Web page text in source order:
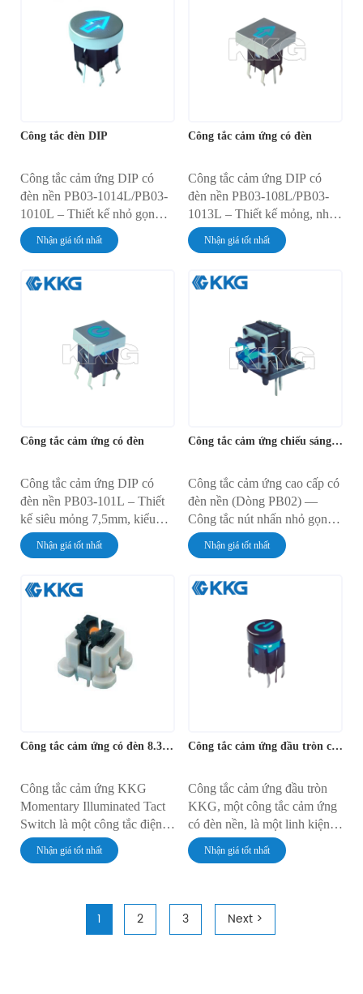
chu kỳ và tích hợp PCB liền
mạch. Lý tưởng cho các ứng
dụng mật độ cao.
nghiệp và tiêu dùng mật độ
cao. Có hơn 50.000 chu kỳ,
tương thích điện áp 12V/24V
và độ tin cậy đạt chuẩn IP.
Công tắc đèn DIP
Công tắc cảm ứng DIP có
đèn nền PB03-1014L/PB03-
1010L – Thiết kế nhỏ gọn
Φ10.0mm với đèn LED siêu
sáng và độ dày 8.2mm. Được
công nghiệp và tiêu dùng,
tùy chọn màu sắc (Đỏ/Xanh
lá/Xanh dương/Trắng) và độ
bền hơn 50.000 chu kỳ.
Nhận giá tốt nhất
Công tắc cảm ứng có đèn
Công tắc cảm ứng DIP có
đèn nền PB03-108L/PB03-
1013L – Thiết kế mỏng, nhỏ
gọn 10,0mm với đèn LED
nhiều màu siêu sáng. Lý
mật độ cao trong ngành điện
Độ bền trên 50.000 chu kỳ,
đạt chuẩn IP về độ tin cậy.
Nhận giá tốt nhất
Công tắc cảm ứng có đèn
Công tắc cảm ứng DIP có
đèn nền PB03-101L – Thiết
kế siêu mỏng 7,5mm, kiểu
dáng thấp với đèn LED siêu
sáng, lý tưởng cho các thiết bị
chế. Đèn LED đa màu
dương/Trắng), độ bền hơn
50.000 chu kỳ và tương thích
với các thiết bị công
nghiệp/dân dụng.
Nhận giá tốt nhất
Công tắc cảm ứng chiếu sáng công nghiệp
Công tắc cảm ứng cao cấp có
đèn nền (Dòng PB02) —
Công tắc nút nhấn nhỏ gọn,
bền bỉ, tích hợp đèn LED,
được thiết kế cho các ứng
thích nguồn điện 12V/24V,
và phản hồi xúc giác. Lý
tưởng cho máy móc, bảng
điều khiển và hệ thống tự
Nhận giá tốt nhất
Công tắc cảm ứng có đèn 8.3*8.6mm
Công tắc cảm ứng KKG
Momentary Illuminated Tact
Switch là một công tắc điện
tử nhỏ gọn, thân thiện với
người dùng, được thiết kế để
Công tắc này chủ yếu được
sử dụng trong các thiết bị yêu
Nhận giá tốt nhất
Công tắc cảm ứng đầu tròn có đèn
Công tắc cảm ứng đầu tròn
KKG, một công tắc cảm ứng
có đèn nền, là một linh kiện
điện tử đa năng và thiết thực,
tích hợp phản hồi xúc giác và
tắc mang lại cảm giác "click"
nhạy bén khi nhấn, kèm theo
Nhận giá tốt nhất
1 2 3 Next >